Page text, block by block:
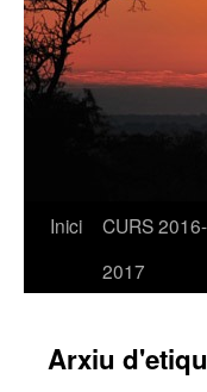
Vés
Inici
CURS 2016-
2017
Arxiu